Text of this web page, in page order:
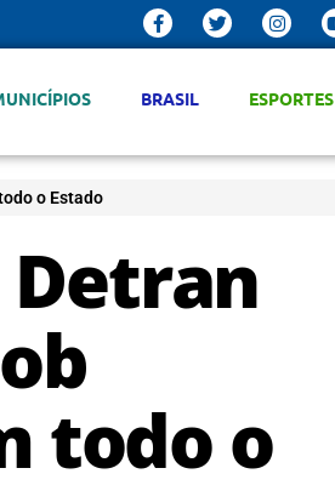
BRASIL ESPORTES
o Estado
Detran
todo o